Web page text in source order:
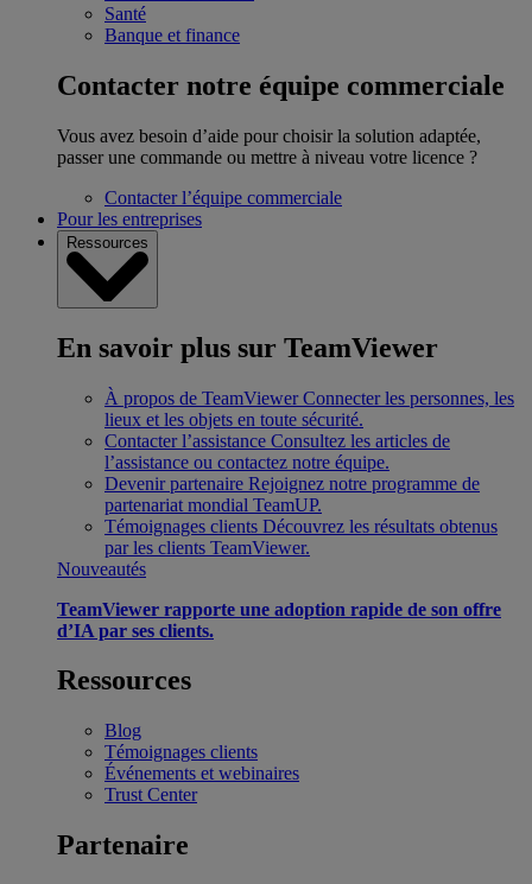
Santé
Banque et finance
Contacter notre équipe commerciale
Vous avez besoin d’aide pour choisir la solution adaptée,
passer une commande ou mettre à niveau votre licence ?
Contacter l’équipe commerciale
Pour les entreprises
Ressources
En savoir plus sur TeamViewer
À propos de TeamViewer Connecter les personnes, les
lieux et les objets en toute sécurité.
Contacter l’assistance Consultez les articles de
l’assistance ou contactez notre équipe.
Devenir partenaire Rejoignez notre programme de
partenariat mondial TeamUP.
Témoignages clients Découvrez les résultats obtenus
par les clients TeamViewer.
Nouveautés
TeamViewer rapporte une adoption rapide de son offre
d’IA par ses clients.
Ressources
Blog
Témoignages clients
Événements et webinaires
Trust Center
Partenaire